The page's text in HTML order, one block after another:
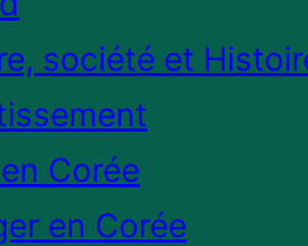
société et
Corée
en Corée